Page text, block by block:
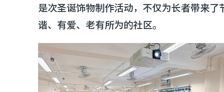
是次圣诞饰物制作活动，不仅为长者带来
谐、有爱、老有所为的社区。